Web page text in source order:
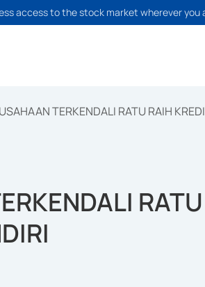
access to the stock market wherever you
TERKENDALI RATU RAIH